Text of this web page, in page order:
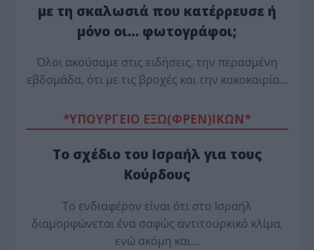
με τη σκαλωσιά που κατέρρευσε ή
μόνο οι… φωτογράφοι;
Όλοι ακούσαμε στις ειδήσεις, την περασμένη
εβδομάδα, ότι με τις βροχές και την κακοκαιρία…
*ΥΠΟΥΡΓΕΙΟ ΕΞΩ(ΦΡΕΝ)ΙΚΩΝ*
Το σχέδιο του Ισραήλ για τους
Κούρδους
Το ενδιαφέρον είναι ότι στο Ισραήλ
διαμορφώνεται ένα σαφώς αντιτουρκικό κλίμα,
ενώ ακόμη και…